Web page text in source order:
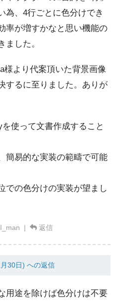
為、4行ごとに色分けでき
率が増すかなと思い機能の
ました。
様より代案頂いた背景画像
するに至りました。ありが
使って文書作成すること
簡易的な実装の範疇で可能
での色分けの実装が望まし
I_man | 返信
30日) への返信
用途を除けば色分けは不要